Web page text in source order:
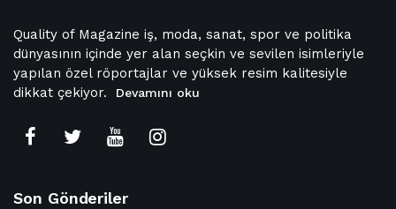
Quality of Magazine iş, moda, sanat, spor ve politika
dünyasının içinde yer alan seçkin ve sevilen isimleriyle
yapılan özel röportajlar ve yüksek resim kalitesiyle
dikkat çekiyor.
Devamını oku
Son Gönderiler